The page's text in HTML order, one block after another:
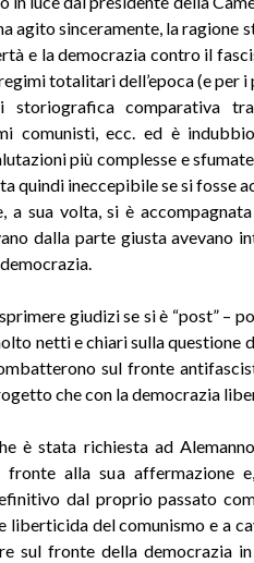
agito sinceramente, la ragione
e la democrazia contro il
totalitari dell’epoca (e per i
storiografica comparativa
comunisti, ecc. ed è
più complesse e
quindi ineccepibile se si fosse
a sua volta, si è
dalla parte giusta avevano
giudizi se si è “post” –
netti e chiari sulla questione
sul fronte
che con la democrazia
è stata richiesta ad
alla sua affermazione
dal proprio passato
liberticida del comunismo e a
sul fronte della democrazia